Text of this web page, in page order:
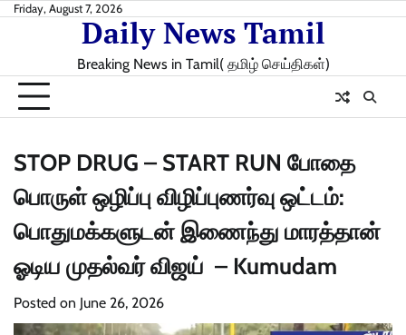
SkipFriday, August 7, 2026
Daily News Tamil
Breaking News in Tamil( தமிழ் செய்திகள்)
STOP DRUG – START RUN போதை
பொருள் ஒழிப்பு விழிப்புணர்வு ஒட்டம்:
பொதுமக்களுடன் இணைந்து மாரத்தான்
ஓடிய முதல்வர் விஜய் – Kumudam
Posted on June 26, 2026